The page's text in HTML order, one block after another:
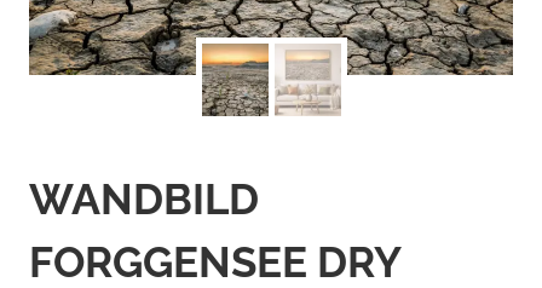
WANDBILD
FORGGENSEE DRY